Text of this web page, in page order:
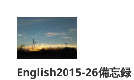
English2015-26備忘録